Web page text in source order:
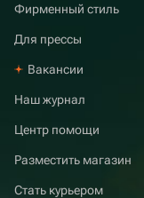
Фирменный стиль
Для прессы
Вакансии
Наш журнал
Центр помощи
Разместить магазин
Стать курьером